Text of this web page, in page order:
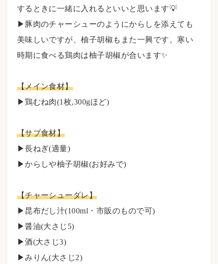
するときに一緒に入れるといいと思います💡⠀
▶︎豚肉のチャーシューのようにからしを添えても
美味しいですが、柚子胡椒もまた一興です。寒い
時期に食べる鶏肉は柚子胡椒が合います✨
【メイン食材】
▶︎鶏むね肉(1枚,300gほど)
【サブ食材】
▶︎長ねぎ(適量)
▶︎からしや柚子胡椒(お好みで)
【チャーシューダレ】
▶昆布だし汁(100ml・市販のもので可)
▶醤油(大さじ5)
▶酒(大さじ3)
▶みりん(大さじ2)